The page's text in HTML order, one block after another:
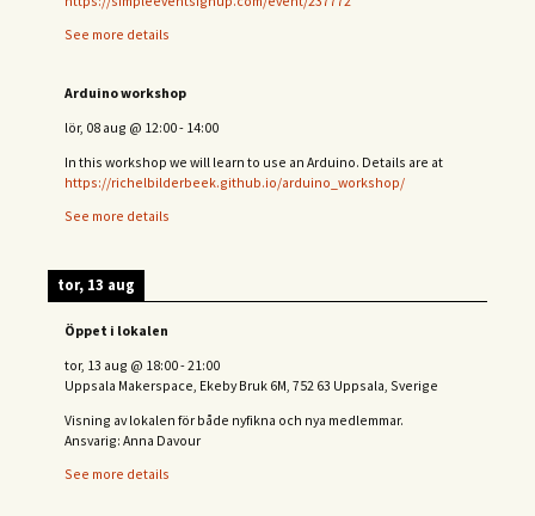
See more details
Arduino workshop
lör, 08 aug @ 12:00- 14:00
In this workshop we will learn to use an Arduino. Details are at
https://richelbilderbeek.github.io/arduino_workshop/
See more details
tor, 13 aug
Öppet i lokalen
tor, 13 aug @ 18:00-21:00
Uppsala Makerspace, Ekeby Bruk 6M, 752 63 Uppsala, Sverige
Visning av lokalen för både nyfikna och nya medlemmar.
Ansvarig: Anna Davour
See more details